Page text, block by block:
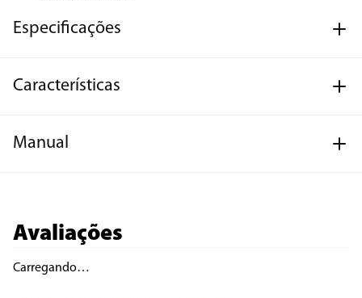
Especificações
Características
Manual
Avaliações
Carregando…